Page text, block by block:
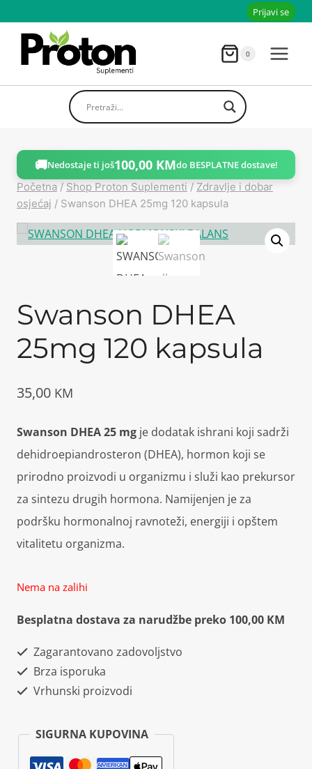
sadržaja
Prijavi se
0
🚚Nedostaje ti još100,00 KMdo BESPLATNE dostave!
Početna / Shop Proton Suplementi / Zdravlje i dobar
osjećaj / Swanson DHEA 25mg 120 kapsula
Swanson DHEA
25mg 120 kapsula
35,00 KM
Swanson DHEA 25 mg je dodatak ishrani koji sadrži
dehidroepiandrosteron (DHEA), hormon koji se
prirodno proizvodi u organizmu i služi kao prekursor
za sintezu drugih hormona. Namijenjen je za
podršku hormonalnoj ravnoteži, energiji i opštem
vitalitetu organizma.
Nema na zalihi
Besplatna dostava za narudžbe preko 100,00 KM
Zagarantovano zadovoljstvo
Brza isporuka
Vrhunski proizvodi
SIGURNA KUPOVINA